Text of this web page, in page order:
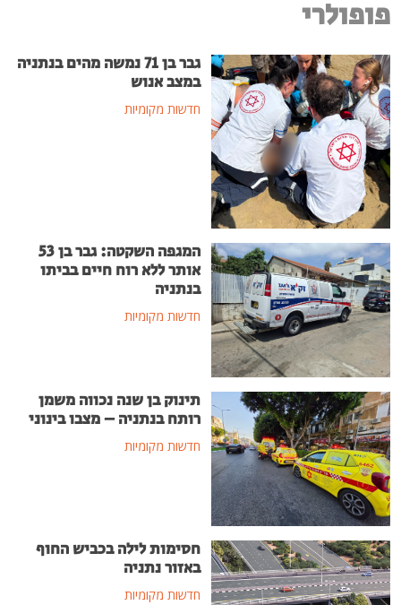
פופולרי
גבר בן 71 נמשה מהים בנתניה
במצב אנוש
חדשות מקומיות
המגפה השקטה: גבר בן 53
אותר ללא רוח חיים בביתו
בנתניה
חדשות מקומיות
תינוק בן שנה נכווה משמן
רותח בנתניה – מצבו בינוני
חדשות מקומיות
חסימות לילה בכביש החוף
באזור נתניה
חדשות מקומיות